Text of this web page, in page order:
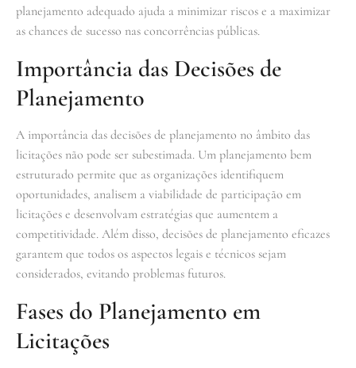
planejamento adequado ajuda a minimizar riscos e a maximizar
as chances de sucesso nas concorrências públicas.
Importância das Decisões de
Planejamento
A importância das decisões de planejamento no âmbito das
licitações não pode ser subestimada. Um planejamento bem
estruturado permite que as organizações identifiquem
oportunidades, analisem a viabilidade de participação em
licitações e desenvolvam estratégias que aumentem a
competitividade. Além disso, decisões de planejamento eficazes
garantem que todos os aspectos legais e técnicos sejam
considerados, evitando problemas futuros.
Fases do Planejamento em
Licitações